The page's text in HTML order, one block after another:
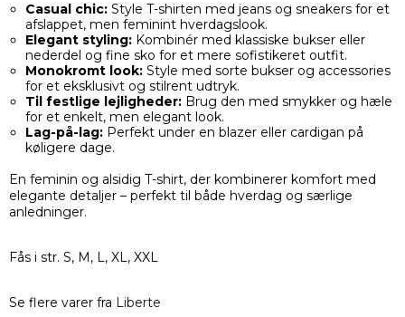
Casual chic:Style T-shirten med jeans og sneakers for et
afslappet, men feminint hverdagslook.
Elegant styling:Kombinér med klassiske bukser eller
nederdel og fine sko for et mere sofistikeret outfit.
Monokromt look:Style med sorte bukser og accessories
for et eksklusivt og stilrent udtryk.
Til festlige lejligheder:Brug den med smykker og hæle
for et enkelt, men elegant look.
Lag-på-lag:Perfekt under en blazer eller cardigan på
køligere dage.
En feminin og alsidig T-shirt, der kombinerer komfort med
elegante detaljer – perfekt til både hverdag og særlige
anledninger.
Fås i str. S, M, L, XL, XXL
Se flere varer fra Liberte